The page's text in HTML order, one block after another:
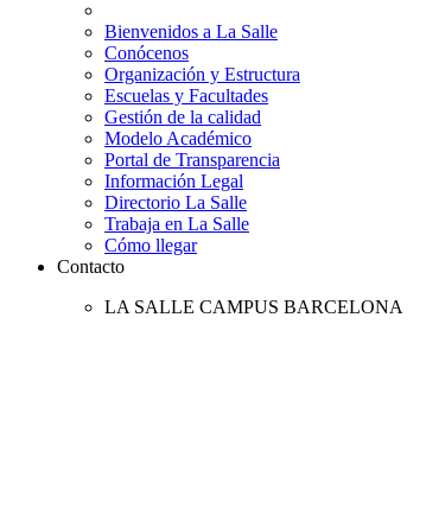
Bienvenidos a La Salle
Conócenos
Organización y Estructura
Escuelas y Facultades
Gestión de la calidad
Modelo Académico
Portal de Transparencia
Información Legal
Directorio La Salle
Trabaja en La Salle
Cómo llegar
Contacto
LA SALLE CAMPUS BARCELONA